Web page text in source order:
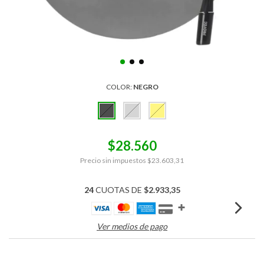
COLOR: NEGRO
$28.560
Precio sin impuestos $23.603,31
24CUOTAS DE $2.933,35
Ver medios de pago